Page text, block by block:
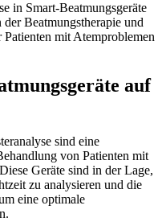
in Smart-Beatmungsgeräte
Beatmungstherapie und
mit Atemproblemen
auf
sind eine
von Patienten mit
Geräte sind in der Lage,
zu analysieren und die
eine optimale